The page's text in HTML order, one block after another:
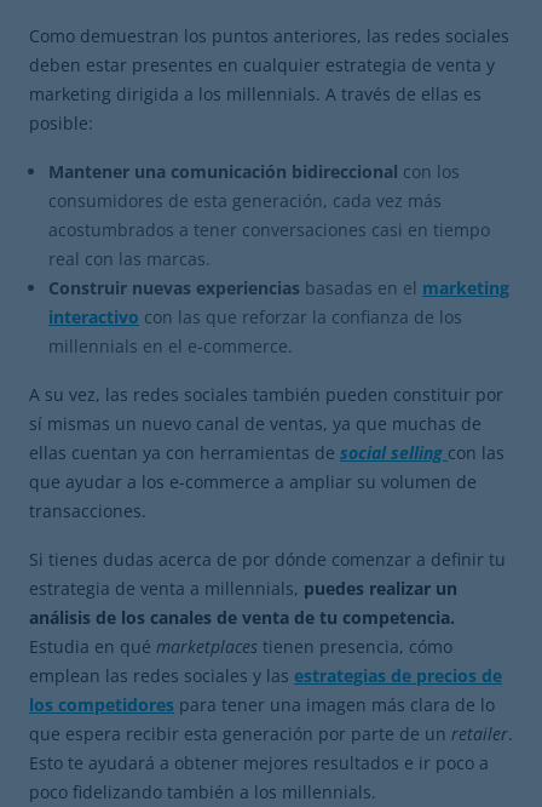
Como demuestran los puntos anteriores, las redes sociales
deben estar presentes en cualquier estrategia de venta y
marketing dirigida a los millennials. A través de ellas es
posible:
Mantener una comunicación bidireccional con los
consumidores de esta generación, cada vez más
acostumbrados a tener conversaciones casi en tiempo
real con las marcas.
Construir nuevas experiencias basadas en el marketing
interactivo con las que reforzar la confianza de los
millennials en el e-commerce.
A su vez, las redes sociales también pueden constituir por
sí mismas un nuevo canal de ventas, ya que muchas de
ellas cuentan ya con herramientas de social selling con las
que ayudar a los e-commerce a ampliar su volumen de
transacciones.
Si tienes dudas acerca de por dónde comenzar a definir tu
estrategia de venta a millennials, puedes realizar un
análisis de los canales de venta de tu competencia.
Estudia en qué marketplaces tienen presencia, cómo
emplean las redes sociales y las estrategias de precios de
los competidores para tener una imagen más clara de lo
que espera recibir esta generación por parte de un retailer.
Esto te ayudará a obtener mejores resultados e ir poco a
poco fidelizando también a los millennials.